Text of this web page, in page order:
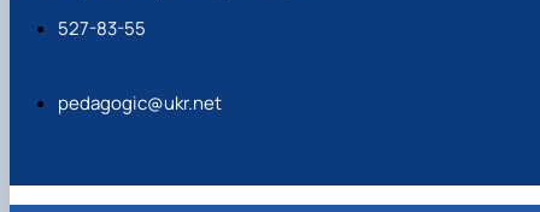
527-83-55
pedagogic@ukr.net